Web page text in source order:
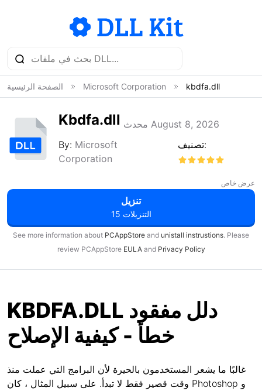
الصفحة الرئيسية Microsoft Corporation kbdfa.dll
Kbdfa.dll
محدث August 8, 2026
By: Microsoft
Corporation
تصنيف:
عرض خاص
تنزيل
15 التنزيلات
See more information about PCAppStore and unistall instrustions. Please
review PCAppStore EULAand Privacy Policy
KBDFA.DLL دلل مفقود
خطأ - كيفية الإصلاح
غالبًا ما يشعر المستخدمون بالحيرة لأن البرامج التي عملت منذ
وقت قصير فقط لا تبدأ. على سبيل المثال ، كان Photoshop و